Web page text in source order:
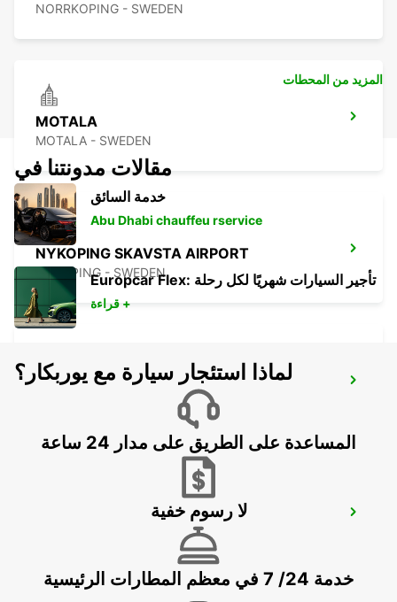
NORRKOPING - SWEDEN
MOTALA
MOTALA - SWEDEN
NYKOPING SKAVSTA AIRPORT
NYKOPING - SWEDEN
NYKOPING
OREBRO AIRPORT
المزيد من المحطات
مقالات مدونتنا في
خدمة السائق
Abu Dhabi chauffeu rservice
Europcar Flex: تأجير السيارات شهريًا لكل رحلة
قراءة +
لماذا استئجار سيارة مع يوربكار؟
المساعدة على الطريق على مدار 24 ساعة
لا رسوم خفية
خدمة 24/ 7 في معظم المطارات الرئيسية